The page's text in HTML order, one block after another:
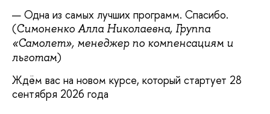
Одна из самых лучших программ. Спасибо.
(Симоненко Алла Николаевна, Группа
«Самолет», менеджер по компенсациям и
льготам)
Ждём вас на новом курсе, который стартует 28
сентября 2026 года